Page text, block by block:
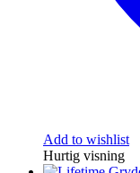
Add to wishlist
Hurtig visning